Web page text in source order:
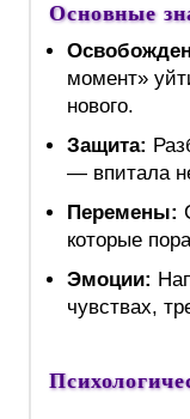
Основные
момент»
нового.
Защита:
— впитала
Перемены:
которые
Эмоции:
чувствах,